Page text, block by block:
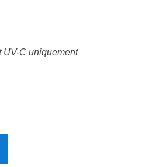
UV-C uniquement